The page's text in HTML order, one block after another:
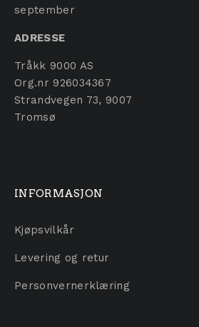
september
ADRESSE
Tråkk 9000 AS
Org.nr 926034367
Strandvegen 73, 9007
Tromsø
INFORMASJON
Kjøpsvilkår
Levering og retur
Personvernerklæring